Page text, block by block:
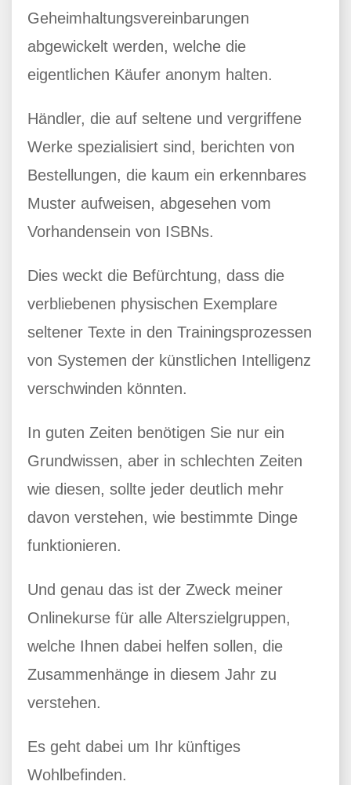
Geheimhaltungsvereinbarungen
abgewickelt werden, welche die
eigentlichen Käufer anonym halten.
Händler, die auf seltene und vergriffene
Werke spezialisiert sind, berichten von
Bestellungen, die kaum ein erkennbares
Muster aufweisen, abgesehen vom
Vorhandensein von ISBNs.
Dies weckt die Befürchtung, dass die
verbliebenen physischen Exemplare
seltener Texte in den Trainingsprozessen
von Systemen der künstlichen Intelligenz
verschwinden könnten.
In guten Zeiten benötigen Sie nur ein
Grundwissen, aber in schlechten Zeiten
wie diesen, sollte jeder deutlich mehr
davon verstehen, wie bestimmte Dinge
funktionieren.
Und genau das ist der Zweck meiner
Onlinekurse für alle Alterszielgruppen,
welche Ihnen dabei helfen sollen, die
Zusammenhänge in diesem Jahr zu
verstehen.
Es geht dabei um Ihr künftiges
Wohlbefinden.